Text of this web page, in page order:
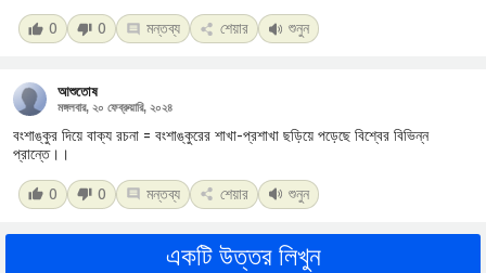
0 0 মন্তব্য শেয়ার শুনুন
আশুতোষ
মঙ্গলবার, ২০ ফেব্রুয়ারি, ২০২৪
বংশাঙ্কুর দিয়ে বাক্য রচনা = বংশাঙ্কুরের শাখা-প্রশাখা ছড়িয়ে পড়েছে বিশ্বের বিভিন্ন
প্রান্তে।।
0 0 মন্তব্য শেয়ার শুনুন
একটি উত্তর লিখুন